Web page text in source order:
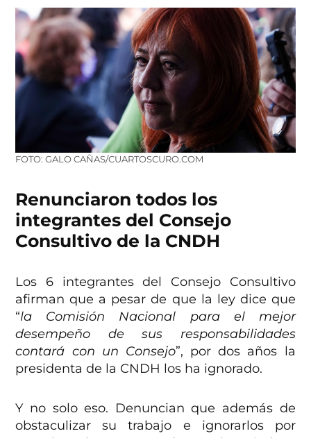
FOTO: GALO CAÑAS/CUARTOSCURO.COM
Renunciaron todos los
integrantes del Consejo
Consultivo de la CNDH
Los 6 integrantes del Consejo Consultivo
afirman que a pesar de que la ley dice que
“la Comisión Nacional para el mejor
desempeño de sus responsabilidades
contará con un Consejo”, por dos años la
presidenta de la CNDH los ha ignorado.
Y no solo eso. Denuncian que además de
obstaculizar su trabajo e ignorarlos por